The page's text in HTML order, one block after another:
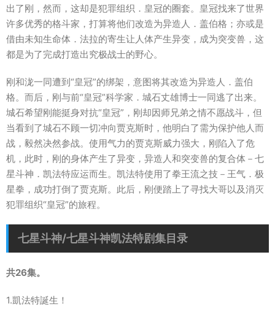
出了刚，然而，这却是犯罪组织．皇冠的圈套。皇冠找来了世界
许多优秀的格斗家，打算将他们改造为异造人．盖伯格；亦或是
借由未知生命体．法拉的寄生让人体产生异变，成为突变兽，这
都是为了完成打造出究极战士的野心。
刚和泷一同遭到“皇冠”的绑架，意图将其改造为异造人．盖伯
格。而后，刚与前“皇冠”科学家．城石丈雄博士一同逃了出来。
城石希望刚能挺身对抗“皇冠”，刚却因师兄弟之情不愿战斗，但
当看到了城石不顾一切冲向贾克斯时，他明白了需为保护他人而
战，毅然决然参战。使用气力的贾克斯威力强大，刚陷入了危
机，此时，刚的身体产生了异变，异造人和突变兽的复合体－七
星斗神．凯法特应运而生。凯法特使用了拳王流之技－王气．极
星拳，成功打倒了贾克斯。此后，刚便踏上了寻找大哥以及消灭
犯罪组织“皇冠”的旅程。
七星斗神/七星斗神凯法特剧集目录
共26集。
1.凱法特誕生！